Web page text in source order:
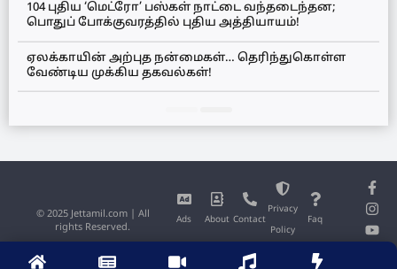
104 புதிய ‘மெட்ரோ’ பஸ்கள் நாட்டை வந்தடைந்தன;
பொதுப் போக்குவரத்தில் புதிய அத்தியாயம்!
ஏலக்காயின் அற்புத நன்மைகள்… தெரிந்துகொள்ள
வேண்டிய முக்கிய தகவல்கள்!
Ads About Contact
Privacy
Policy
Faq
© 2025 Jettamil.com | All
rights Reserved.